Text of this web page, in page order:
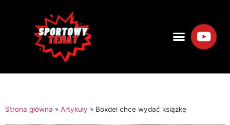
Strona główna » Artykuły » Boxdel chce wydać książkę